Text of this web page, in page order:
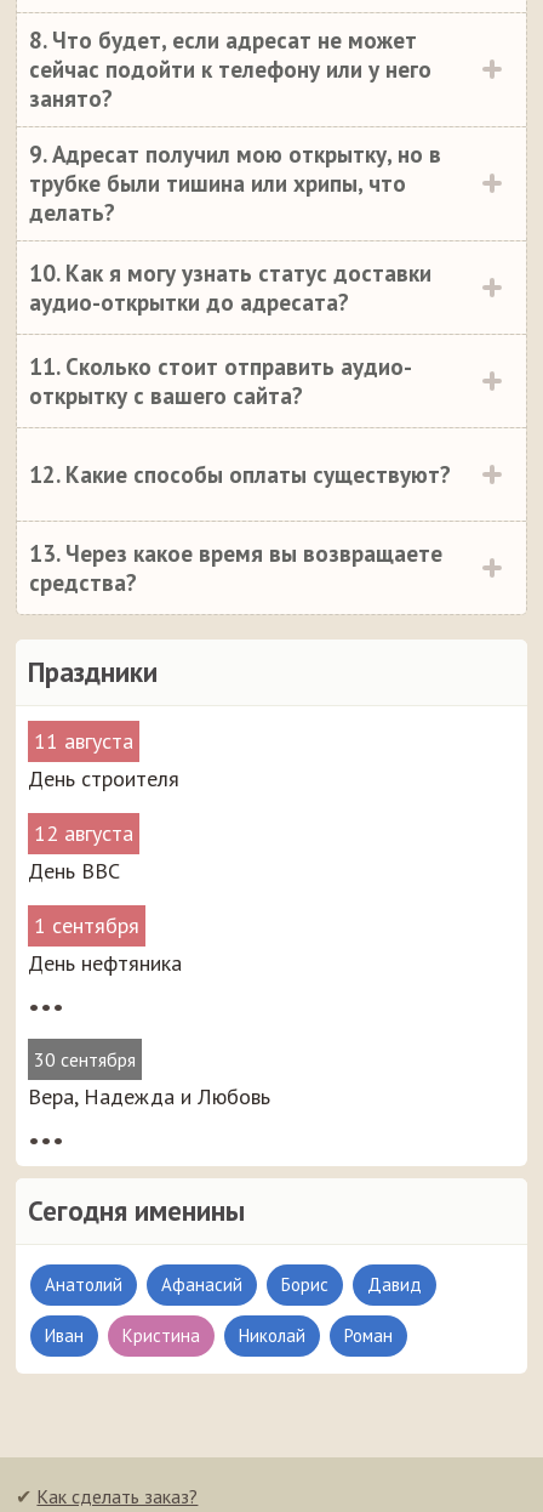
Праздники
11 августа
День строителя
12 августа
День ВВС
1 сентября
День нефтяника
•••
30 сентября
Вера, Надежда и Любовь
•••
Сегодня именины
Анатолий Афанасий Борис Давид
Иван Кристина Николай Роман
8. Что будет, если адресат не может
сейчас подойти к телефону или у него
занято?
9. Адресат получил мою открытку, но в
трубке были тишина или хрипы, что
делать?
10. Как я могу узнать статус доставки
аудио-открытки до адресата?
11. Сколько стоит отправить аудио-
открытку с вашего сайта?
12. Какие способы оплаты существуют?
13. Через какое время вы возвращаете
средства?
✔ Как сделать заказ?